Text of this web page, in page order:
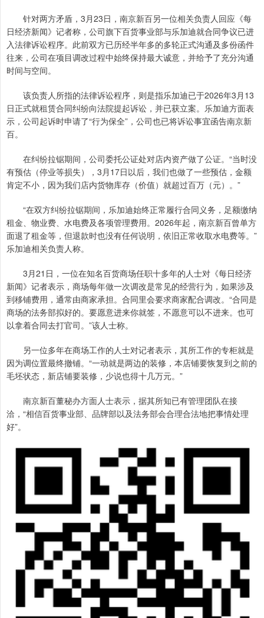
针对两方矛盾，3月23日，南京新百另一位相关负责人回应《每
日经济新闻》记者称，公司旗下百货事业部与乐加迪就合同争议已进
入法律诉讼程序。此前双方已历经半年多的多轮正式沟通及多份函件
往来，公司在项目调改过程中始终保持最大诚意，并给予了充分沟通
时间与空间。
该负责人所指的法律诉讼程序，则是指乐加迪已于2026年3月13
日正式就租赁合同纠纷向法院提起诉讼，并已获立案。乐加迪方面表
示，公司起诉时申请了“行为保全”，公司也已将诉讼事宜函告南京新
百。
在纠纷拉锯期间，公司委托公证处对店内资产做了公证。“当时没
有预估（停业等损失），3月17日以后，我们也做了一些预估，金额
肯定不小，因为我们店内货物库存（价值）就超过百万（元）。”
“在双方纠纷拉锯期间，乐加迪始终正常履行合同义务，足额缴纳
租金、物业费、水电费及各项管理费用。2026年起，南京新百曾单方
面退了租金等，但退款时也没有任何说明，依旧正常收取水电费等。”
乐加迪相关负责人称。
3月21日，一位在知名百货商场任职十多年的人士对《每日经济
新闻》记者表示，商场每年做一次调改是常见的经营行为，如果涉及
到移铺费用，通常由商家承担。合同里会要求商家配合调改。“合同是
商场的法务部拟好的。要愿意进来你就签，不愿意可以不进来。也可
以拿着合同去打官司。”该人士称。
另一位多年在商场工作的人士对记者表示，其所工作的专柜就是
因为调位置最终撤铺。“一动就是两边的装修，本店铺要恢复到之前的
毛坯状态，新店铺要装修，少说也得十几万元。”
南京新百董秘办方面人士表示，据其所知已有管理团队在接
洽，“相信百货事业部、品牌部以及法务部会合理合法地把事情处理
好”。